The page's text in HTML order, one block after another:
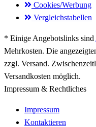
Cookies/Werbung
Vergleichstabellen
* Einige Angebotslinks sind
Mehrkosten. Die
zzgl. Versand.
Versandkosten möglich.
Impressum & Rechtliches
Impressum
Kontaktieren